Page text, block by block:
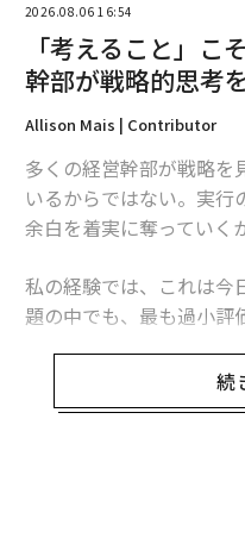
2026.08.06 16:54
「考えること」
幹部が戦略的思考
Allison Mais | Contributor
多くの経営幹部が戦略を
いるからではない。実行
余白を着実に奪っていく
私の経験では、これは今
題の中でも、最も過小評
向けリトリートが不足
多くのリーダーが、緊
続